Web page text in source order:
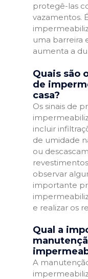
protegê-las
vazamentos.
uma barreira
aumenta a
Quais são
de
casa?
Os sinais de
incluir
de umidade
ou
observar
importante
e realizar os
Qual a
A